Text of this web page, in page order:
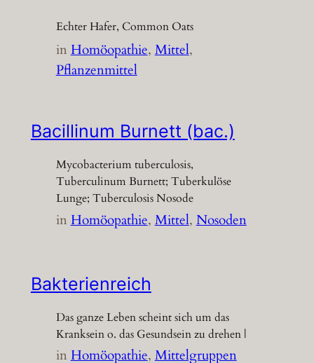
Echter Hafer, Common Oats
inHomöopathie, Mittel
Pflanzenmittel
Bacillinum Burnett (bac.)
Mycobacterium tuberculosis,
Tuberculinum Burnett; Tuberkulöse
Lunge; Tuberculosis Nosode
inHomöopathie, Mittel, Nosoden
Bakterienreich
Das ganze Leben scheint sich um das
Kranksein o. das Gesundsein zu drehen |
inHomöopathie, Mittelgruppen